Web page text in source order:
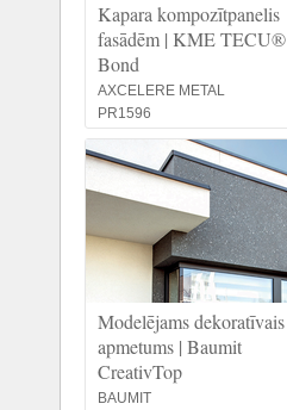
Kapara kompozītpanelis
fasādēm | KME TECU®
Bond
AXCELERE METAL
PR1596
Modelējams dekoratīvais
apmetums | Baumit
CreativTop
BAUMIT